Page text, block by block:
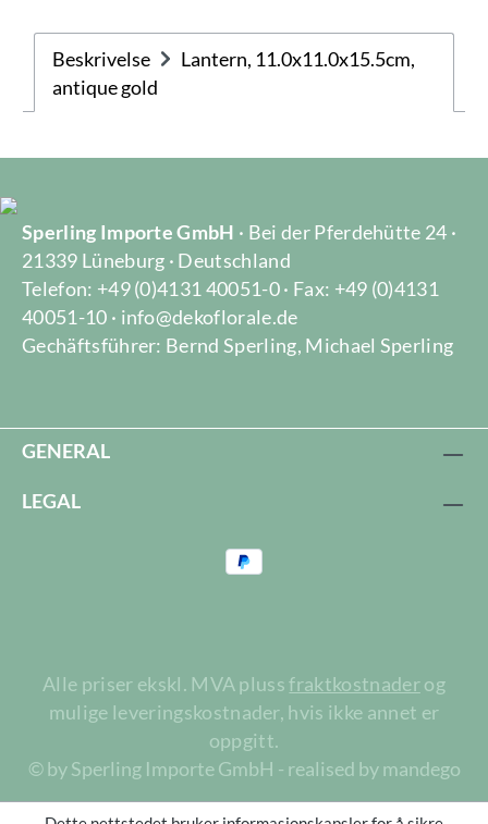
Beskrivelse
Lantern, 11.0x11.0x15.5cm,
antique gold
Sperling Importe GmbH · Bei der Pferdehütte 24 ·
21339 Lüneburg · Deutschland
Telefon: +49 (0)4131 40051-0 · Fax: +49 (0)4131
40051-10 · info@dekoflorale.de
Gechäftsführer: Bernd Sperling, Michael Sperling
GENERAL
LEGAL
Alle priser ekskl. MVA plussfraktkostnaderog
mulige leveringskostnader, hvis ikke annet er
oppgitt.
© by Sperling Importe GmbH - realised by mandego